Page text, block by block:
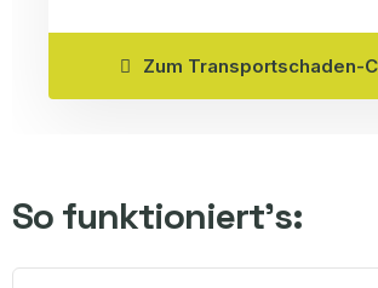
Zum Transportschaden-
So funktioniert's: